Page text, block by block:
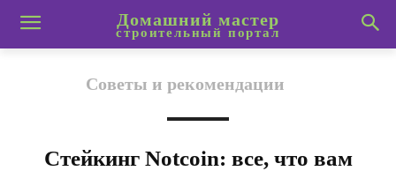
Домашний мастер
строительный портал
Советы и рекомендации
Стейкинг Notcoin: все, что вам